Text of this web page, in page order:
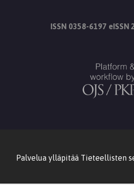
ISSN 0358-6197 eISSN
Palvelua ylläpitää Tieteellisten